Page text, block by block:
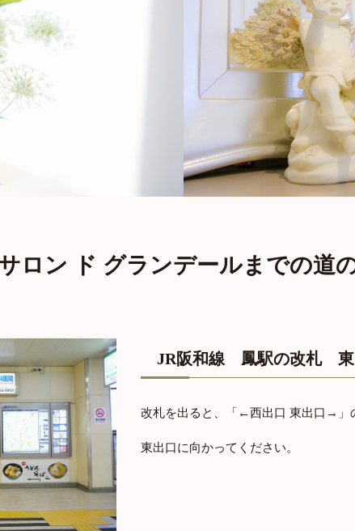
ロン ド グランデールまでの道
JR阪和線 鳳駅の改札 東
改札を出ると、「←西出口 東出口→」
東出口に向かってください。